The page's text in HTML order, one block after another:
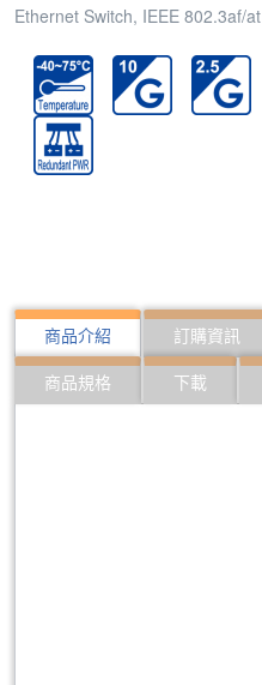
Ethernet Switch, IEEE 802.3af/at
商品介紹 訂購資訊
商品規格
下載